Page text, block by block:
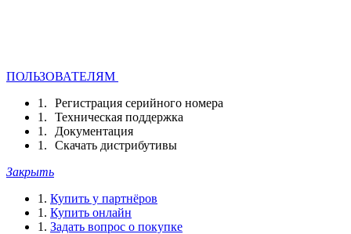
ПОЛЬЗОВАТЕЛЯМ
Регистрация серийного номера
Техническая поддержка
Документация
Скачать дистрибутивы
Закрыть
Купить у партнёров
Купить онлайн
Задать вопрос о покупке